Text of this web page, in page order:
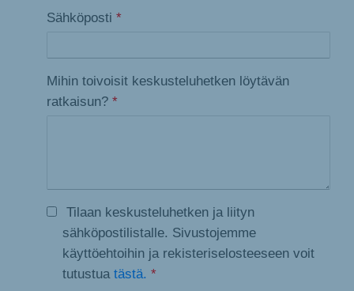
Sähköposti *
Mihin toivoisit keskusteluhetken löytävän
ratkaisun? *
Tilaan keskusteluhetken ja liityn
sähköpostilistalle. Sivustojemme
käyttöehtoihin ja rekisteriselosteeseen voit
tutustua tästä. *